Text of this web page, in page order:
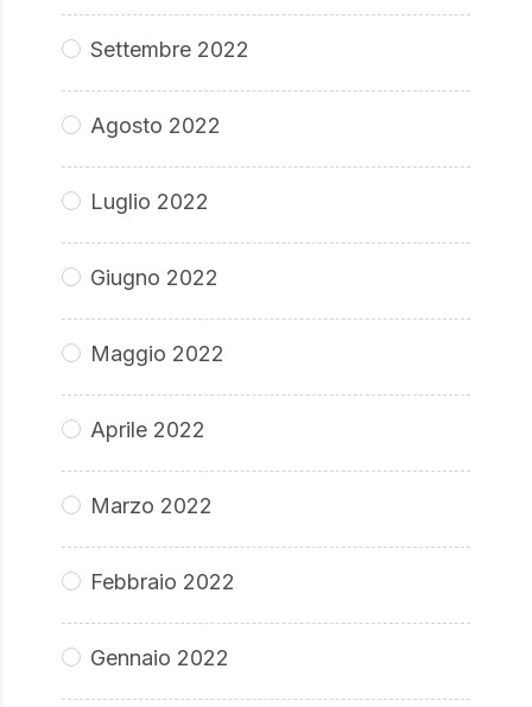
Settembre 2022
Agosto 2022
Luglio 2022
Giugno 2022
Maggio 2022
Aprile 2022
Marzo 2022
Febbraio 2022
Gennaio 2022